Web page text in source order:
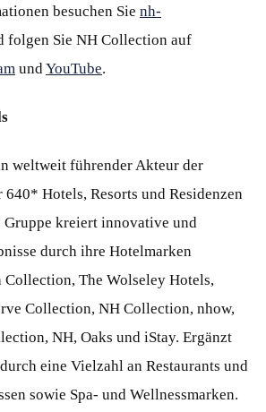
besuchen Sie nh-
folgen Sie NH Collection auf
undYouTube.
weltweit führender Akteur der
Hotels, Resorts und Residenzen
Gruppe kreiert innovative und
durch ihre Hotelmarken
Collection, The Wolseley Hotels,
Collection, NH Collection, nhow,
NH, Oaks und iStay. Ergänzt
eine Vielzahl an Restaurants und
sowie Spa- und Wellnessmarken.